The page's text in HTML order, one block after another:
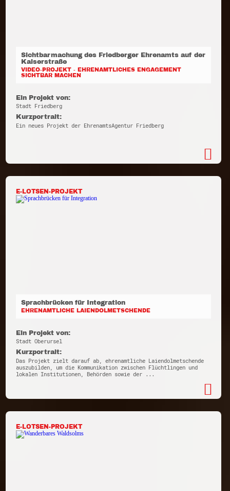
Sichtbarmachung des Friedberger Ehrenamts auf der
Kaiserstraße
VIDEO-PROJEKT - EHRENAMTLICHES ENGAGEMENT
SICHTBAR MACHEN
Ein Projekt von:
Stadt Friedberg
Kurzportrait:
Ein neues Projekt der EhrenamtsAgentur Friedberg
E-LOTSEN-PROJEKT
Sprachbrücken für Integration
EHRENAMTLICHE LAIENDOLMETSCHENDE
Ein Projekt von:
Stadt Oberursel
Kurzportrait:
Das Projekt zielt darauf ab, ehrenamtliche Laiendolmetschende
auszubilden, um die Kommunikation zwischen Flüchtlingen und
lokalen Institutionen, Behörden sowie der ...
E-LOTSEN-PROJEKT